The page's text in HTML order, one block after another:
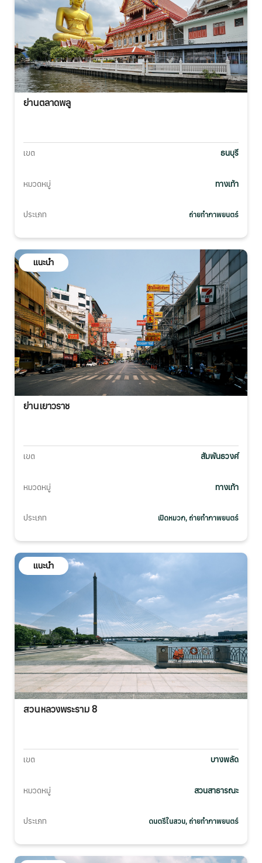
ย่านตลาดพลู
เขต ธนบุรี
หมวดหมู่ ทางเท้า
ประเภท ถ่ายทำภาพยนตร์
ย่านเยาวราช
เขต สัมพันธวงศ์
หมวดหมู่ ทางเท้า
ประเภท เปิดหมวก, ถ่ายทำภาพยนตร์
แนะนำ
สวนหลวงพระราม 8
เขต บางพลัด
หมวดหมู่ สวนสาธารณะ
ประเภท ดนตรีในสวน, ถ่ายทำภาพยนตร์
แนะนำ